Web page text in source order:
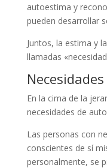
autoestima y
pueden desarrollar
Juntos, la estima y
llamadas
En la cima de la
necesidades de
Las personas con
conscientes de sí
personalmente, se